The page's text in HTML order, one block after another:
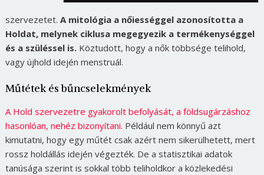
szervezetet. A mitológia a nőiességgel azonosította a
Holdat, melynek ciklusa megegyezik a termékenységgel
és a szüléssel is. Köztudott, hogy a nők többsége telihold,
vagy újhold idején menstruál.
Műtétek és bűncselekmények
A Hold szervezetre gyakorolt befolyását, a földsugárzáshoz
hasonlóan, nehéz bizonyítani. Például nem könnyű azt
kimutatni, hogy egy műtét csak azért nem sikerülhetett, mert
rossz holdállás idején végezték. De a statisztikai adatok
tanúsága szerint is sokkal több teliholdkor a közlekedési